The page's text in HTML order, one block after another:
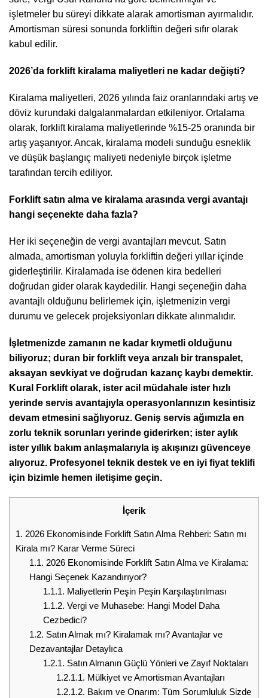
işletmeler bu süreyi dikkate alarak amortisman ayırmalıdır.
Amortisman süresi sonunda forkliftin değeri sıfır olarak
kabul edilir.
2026’da forklift kiralama maliyetleri ne kadar değişti?
Kiralama maliyetleri, 2026 yılında faiz oranlarındaki artış ve
döviz kurundaki dalgalanmalardan etkileniyor. Ortalama
olarak, forklift kiralama maliyetlerinde %15-25 oranında bir
artış yaşanıyor. Ancak, kiralama modeli sunduğu esneklik
ve düşük başlangıç maliyeti nedeniyle birçok işletme
tarafından tercih ediliyor.
Forklift satın alma ve kiralama arasında vergi avantajı
hangi seçenekte daha fazla?
Her iki seçeneğin de vergi avantajları mevcut. Satın
almada, amortisman yoluyla forkliftin değeri yıllar içinde
giderleştirilir. Kiralamada ise ödenen kira bedelleri
doğrudan gider olarak kaydedilir. Hangi seçeneğin daha
avantajlı olduğunu belirlemek için, işletmenizin vergi
durumu ve gelecek projeksiyonları dikkate alınmalıdır.
İşletmenizde zamanın ne kadar kıymetli olduğunu
biliyoruz; duran bir forklift veya arızalı bir transpalet,
aksayan sevkiyat ve doğrudan kazanç kaybı demektir.
Kural Forklift olarak, ister acil müdahale ister hızlı
yerinde servis avantajıyla operasyonlarınızın kesintisiz
devam etmesini sağlıyoruz. Geniş servis ağımızla en
zorlu teknik sorunları yerinde giderirken; ister aylık
ister yıllık bakım anlaşmalarıyla iş akışınızı güvenceye
alıyoruz. Profesyonel teknik destek ve en iyi fiyat teklifi
için bizimle hemen iletişime geçin.
İçerik
1. 2026 Ekonomisinde Forklift Satın Alma Rehberi: Satın mı
Kirala mı? Karar Verme Süreci
1.1. 2026 Ekonomisinde Forklift Satın Alma ve Kiralama:
Hangi Seçenek Kazandırıyor?
1.1.1. Maliyetlerin Peşin Peşin Karşılaştırılması
1.1.2. Vergi ve Muhasebe: Hangi Model Daha
Cezbedici?
1.2. Satın Almak mı? Kiralamak mı? Avantajlar ve
Dezavantajlar Detaylıca
1.2.1. Satın Almanın Güçlü Yönleri ve Zayıf Noktaları
1.2.1.1. Mülkiyet ve Amortisman Avantajları
1.2.1.2. Bakım ve Onarım: Tüm Sorumluluk Sizde